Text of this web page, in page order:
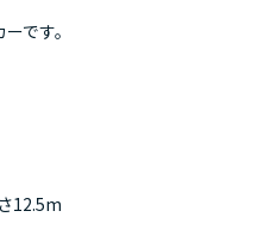
です。
12.5m